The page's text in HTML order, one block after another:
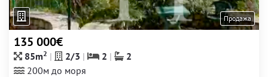
Продажа
135 000€
85m2 2/3 2
2
200м до моря